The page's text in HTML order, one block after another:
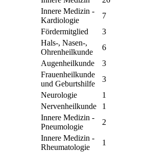
Innere Medizin -
Kardiologie
7
Fördermitglied
3
Hals-, Nasen-,
Ohrenheilkunde
6
Augenheilkunde
3
Frauenheilkunde
und Geburtshilfe
3
Neurologie
1
Nervenheilkunde
1
Innere Medizin -
Pneumologie
2
Innere Medizin -
Rheumatologie
1